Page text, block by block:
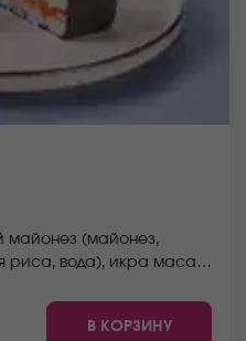
майонез (майонез,
риса, вода), икра масаго
васаби и соевый
заказа. *Внешний
В КОРЗИНУ